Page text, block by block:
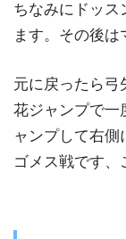
ちなみにドッス
ます。その後は
元に戻ったら弓
花ジャンプで一
ャンプして右側
ゴメス戦です、